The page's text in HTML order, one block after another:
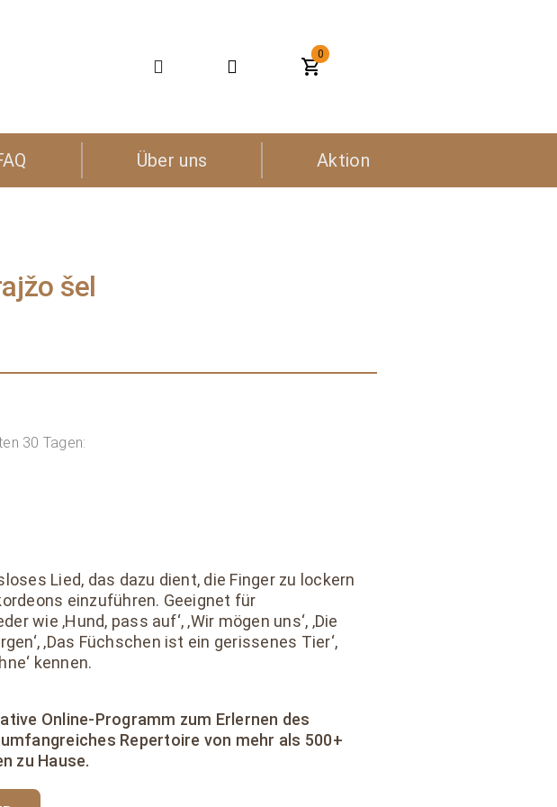
0
Über uns Aktion
šel
30 Tagen:
Lied, das dazu dient, die Finger zu lockern
einzuführen. Geeignet für
wie ‚Hund, pass auf‘, ‚Wir mögen uns‘, ‚Die
‚Das Füchschen ist ein gerissenes Tier‘,
kennen.
Online-Programm zum Erlernen des
Repertoire von mehr als 500+
zu Hause.